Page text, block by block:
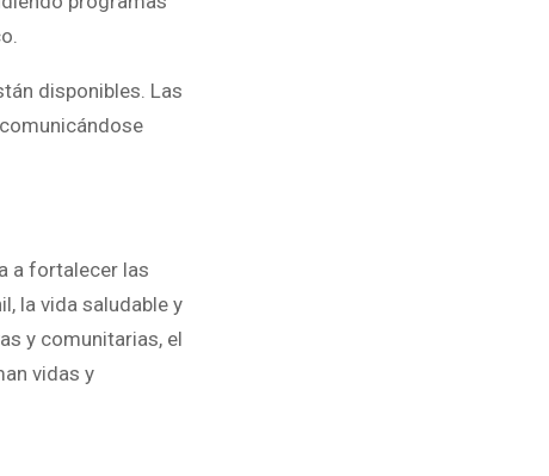
disponibles. Las
a fortalecer las
la vida saludable y
y comunitarias, el
vidas y